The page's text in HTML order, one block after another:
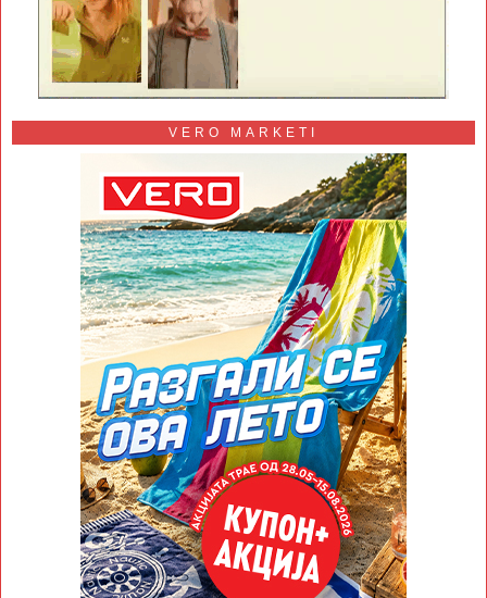
VERO MARKETI